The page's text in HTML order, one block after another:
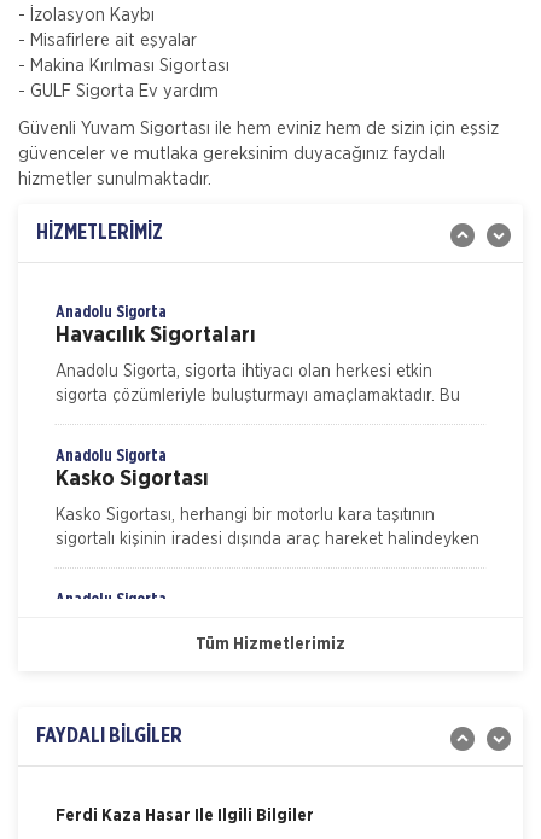
- İzolasyon Kaybı
- Misafirlere ait eşyalar
- Makina Kırılması Sigortası
- GULF Sigorta Ev yardım
Güvenli Yuvam Sigortası ile hem eviniz hem de sizin için eşsiz
güvenceler ve mutlaka gereksinim duyacağınız faydalı
hizmetler sunulmaktadır.
HİZMETLERİMİZ
Gig Sigorta
İşletmeler İçin Çevre Kirliliği Sigortası
Ülkemizde Çevre Kirliliği Sigortası zorunlu bir poliçe
önem gün geçtikçe artmaktadır. Türkiye
Gig Sigorta
İşveren Sorumluluk Sigortası
Gulf Sigorta tarafından Sorumluluk Sigortaları
kategorisinde sunulan İşveren Sorumluluk Sigortası ile
Anadolu Sigorta
Havacılık Sigortaları
Anadolu Sigorta, sigorta ihtiyacı olan herkesi etkin
sigorta çözümleriyle buluşturmayı amaçlamaktadır. Bu
kapsamda sigortalılarımızın beklenti ve ihtiyaçlarını
Anadolu Sigorta
Kasko Sigortası
Kasko Sigortası, herhangi bir motorlu kara taşıtının
sigortalı kişinin iradesi dışında araç hareket halindeyken
ya da dururken hasara uğraması, çalınması, yanması ve
Anadolu Sigorta
güvende his
Anadolu Sigorta
Sağlık Sigortası
bir kaza veya hastalık sonucunda ortaya çıkabilecek
Tüm Hizmetlerimiz
FAYDALI BİLGİLER
Nakliye Hasarı İçin Gerekli Bilgiler
Yangın Hasarı ile ilgili Bilgiler
Ferdi Kaza Hasar İle İlgili Bilgiler